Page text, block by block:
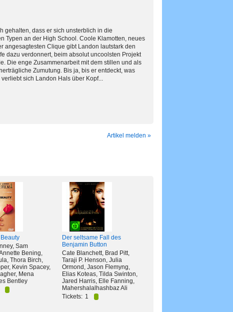
gehalten, dass er sich unsterblich in die
Typen an der High School. Coole Klamotten, neues
angesagtesten Clique gibt Landon lautstark den
dazu verdonnert, beim absolut uncoolsten Projekt
Die enge Zusammenarbeit mit dem stillen und als
Zumutung. Bis ja, bis er entdeckt, was
sich Landon Hals über Kopf...
Artikel melden »
Sam
Bening,
Thora Birch,
Kevin Spacey,
Mena
Bentley
Der seltsame Fall des
Benjamin Button
Cate Blanchett, Brad Pitt,
Taraji P. Henson, Julia
Ormond, Jason Flemyng,
Elias Koteas, Tilda Swinton,
Jared Harris, Elle Fanning,
Mahershalalhashbaz Ali
Tickets: 1